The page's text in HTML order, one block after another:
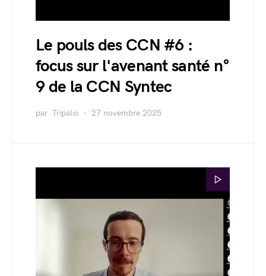
Le pouls des CCN #6 :
focus sur l'avenant santé n°
9 de la CCN Syntec
par Tripalio 27 novembre 2025